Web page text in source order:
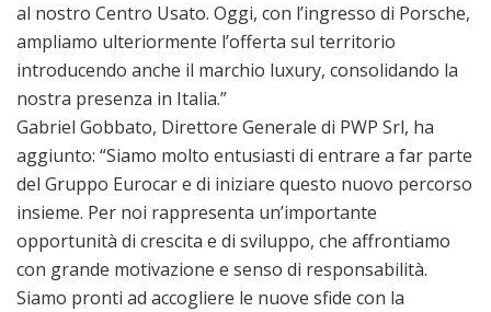
al nostro Centro Usato. Oggi, con l’ingresso di Porsche,
ampliamo ulteriormente l’offerta sul territorio
introducendo anche il marchio luxury, consolidando la
nostra presenza in Italia.”
Gabriel Gobbato, Direttore Generale di PWP Srl, ha
aggiunto: “Siamo molto entusiasti di entrare a far parte
del Gruppo Eurocar e di iniziare questo nuovo percorso
insieme. Per noi rappresenta un’importante
opportunità di crescita e di sviluppo, che affrontiamo
con grande motivazione e senso di responsabilità.
Siamo pronti ad accogliere le nuove sfide con la